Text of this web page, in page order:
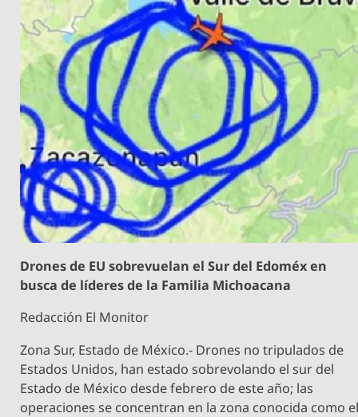
Drones de EU sobrevuelan el Sur del Edoméx en
busca de líderes de la Familia Michoacana
Redacción El Monitor
Zona Sur, Estado de México.- Drones no tripulados de
Estados Unidos, han estado sobrevolando el sur del
Estado de México desde febrero de este año; las
operaciones se concentran en la zona conocida como